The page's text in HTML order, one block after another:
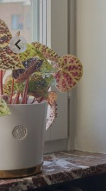
Trend
Hotellgardiner
Fabric samples